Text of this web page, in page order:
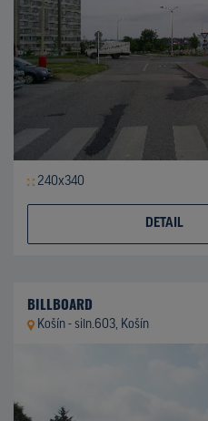
240x340
DETAIL
BILLBOARD
Košín - siln.603, Košín